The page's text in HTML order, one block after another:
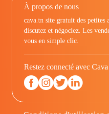
À propos de nous
cava.tn site gratuit des petites
discutez et négociez. Les
vous en simple clic.
Restez connecté avec Cava